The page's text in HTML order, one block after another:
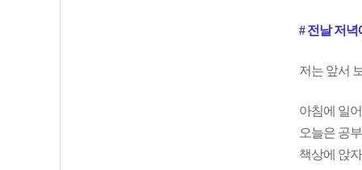
# 전날 저
저는 앞서
아침에 일
오늘은 공
책상에 앉